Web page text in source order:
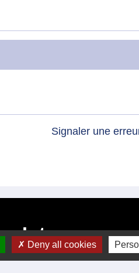
Signaler une
Deny all cookies